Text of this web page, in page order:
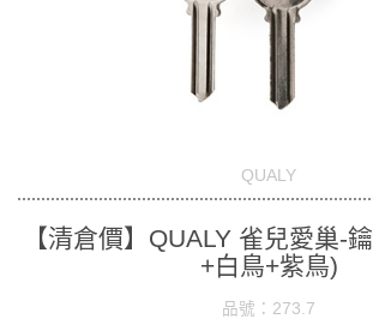
QUALY
【清倉價】QUALY 雀兒愛巢-
+白鳥+紫鳥)
品號：273.7